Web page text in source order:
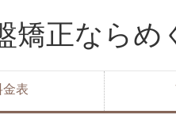
矯正ならめ
金表